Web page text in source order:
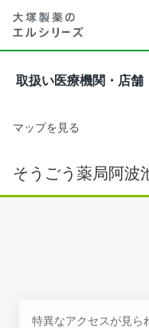
取扱い医療機関・店舗
マップを見る
そうごう薬局阿波
特異なアクセスが見ら